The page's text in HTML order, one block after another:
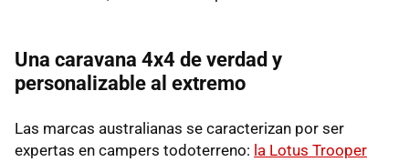
Una caravana 4x4 de verdad y
personalizable al extremo
Las marcas australianas se caracterizan por ser
expertas en campers todoterreno: la Lotus Trooper